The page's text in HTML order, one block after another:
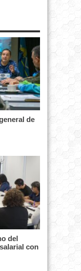
de
del
con